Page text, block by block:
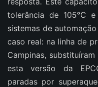
tolerância de 105°C
sistemas de
caso real: na linha de
Campinas,
esta versão da
paradas por